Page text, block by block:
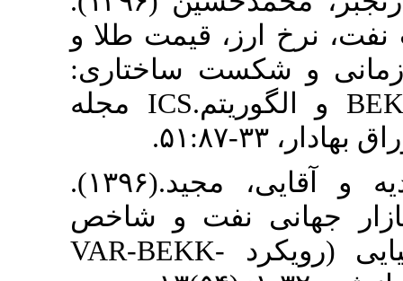
قیمت طلا و
ساختاری:
استفاده از مدل گارچ BEKK و الگوریتم.ICS مجله
۳. [۳] رضاقلی‌زاده، مهدیه و آقایی، مجید.(۱۳۹۶).
نفت و شاخص
قیمت سهام صنایع شیمیایی (رویکرد VAR-BEKK-